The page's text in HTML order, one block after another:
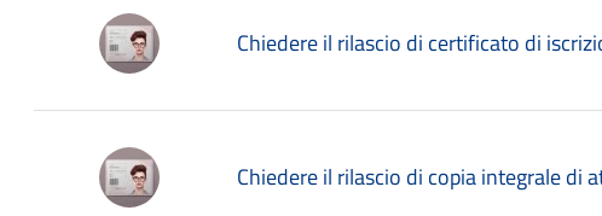
Chiedere il rilascio di certificato di
Chiedere il rilascio di copia integrale di